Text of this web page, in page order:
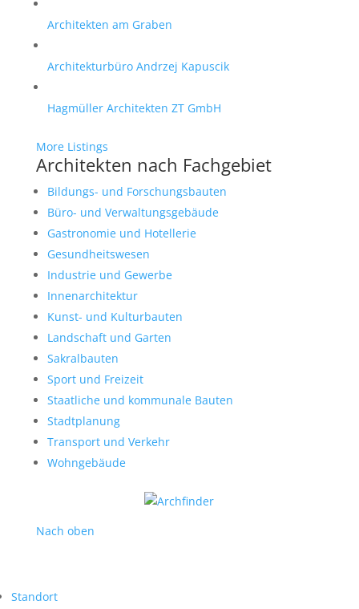
Architekten am Graben
Architekturbüro Andrzej Kapuscik
Hagmüller Architekten ZT GmbH
More Listings
Architekten nach Fachgebiet
Bildungs- und Forschungsbauten
Büro- und Verwaltungsgebäude
Gastronomie und Hotellerie
Gesundheitswesen
Industrie und Gewerbe
Innenarchitektur
Kunst- und Kulturbauten
Landschaft und Garten
Sakralbauten
Sport und Freizeit
Staatliche und kommunale Bauten
Stadtplanung
Transport und Verkehr
Wohngebäude
Nach oben
Standort